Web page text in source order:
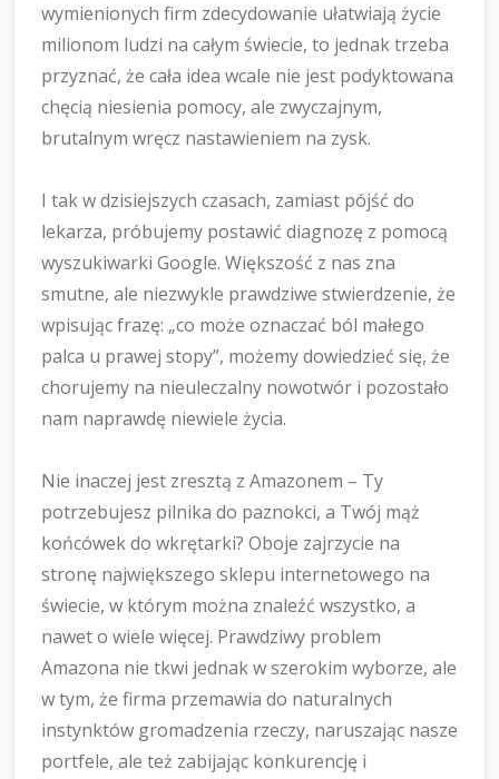
wymienionych firm zdecydowanie ułatwiają życie
milionom ludzi na całym świecie, to jednak trzeba
przyznać, że cała idea wcale nie jest podyktowana
chęcią niesienia pomocy, ale zwyczajnym,
brutalnym wręcz nastawieniem na zysk.
I tak w dzisiejszych czasach, zamiast pójść do
lekarza, próbujemy postawić diagnozę z pomocą
wyszukiwarki Google. Większość z nas zna
smutne, ale niezwykle prawdziwe stwierdzenie, że
wpisując frazę: „co może oznaczać ból małego
palca u prawej stopy”, możemy dowiedzieć się, że
chorujemy na nieuleczalny nowotwór i pozostało
nam naprawdę niewiele życia.
Nie inaczej jest zresztą z Amazonem – Ty
potrzebujesz pilnika do paznokci, a Twój mąż
końcówek do wkrętarki? Oboje zajrzycie na
stronę największego sklepu internetowego na
świecie, w którym można znaleźć wszystko, a
nawet o wiele więcej. Prawdziwy problem
Amazona nie tkwi jednak w szerokim wyborze, ale
w tym, że firma przemawia do naturalnych
instynktów gromadzenia rzeczy, naruszając nasze
portfele, ale też zabijając konkurencję i